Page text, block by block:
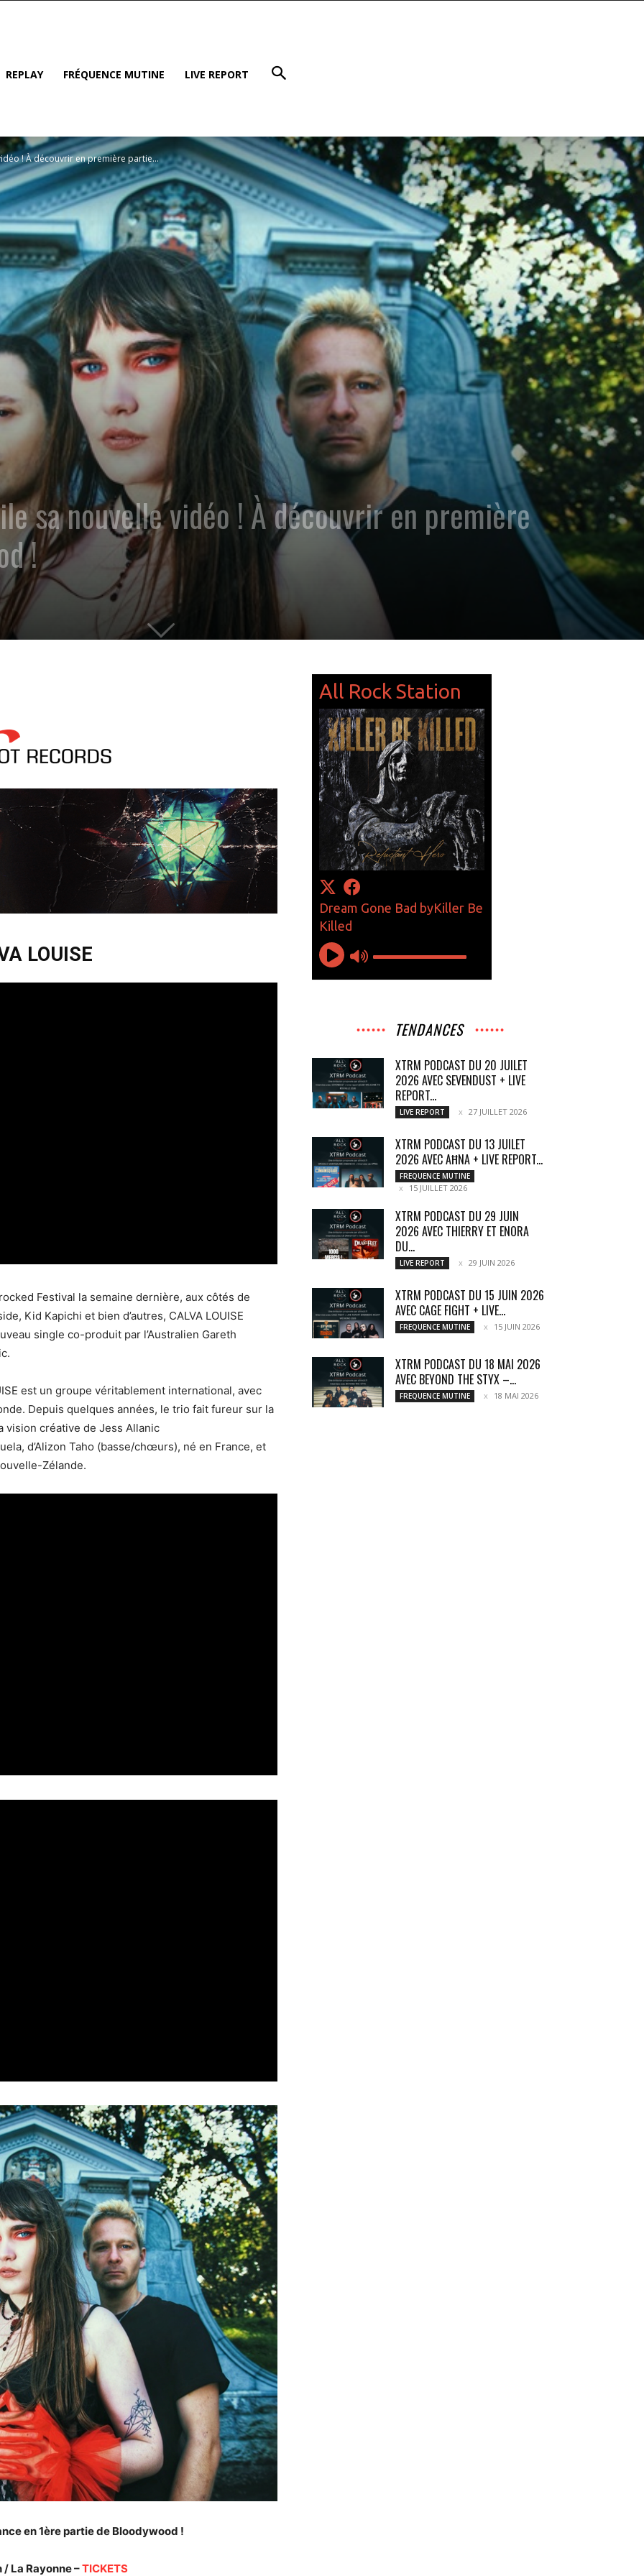
REPLAY FRÉQUENCE MUTINE LIVE REPORT
! À découvrir en première partie...
sa nouvelle vidéo ! À découvrir en première
!
LOUISE
Festival la semaine dernière, aux côtés de
Kid Kapichi et bien d’autres, CALVA LOUISE
single co-produit par l’Australien Gareth
est un groupe véritablement international, avec
Depuis quelques années, le trio fait fureur sur la
créative de Jess Allanic
d’Alizon Taho (basse/chœurs), né en France, et
Zélande.
en 1ère partie de Bloodywood !
/ La Rayonne –TICKETS
TENDANCES
XTRM PODCAST DU 20 JUILET
2026 AVEC SEVENDUST + LIVE
REPORT...
LIVE REPORT 27 JUILLET 2026
XTRM PODCAST DU 13 JUILET
2026 AVEC AĦNA + LIVE REPORT...
FREQUENCE MUTINE
15 JUILLET 2026
XTRM PODCAST DU 29 JUIN
2026 AVEC THIERRY ET ENORA
DU...
LIVE REPORT 29 JUIN 2026
XTRM PODCAST DU 15 JUIN 2026
AVEC CAGE FIGHT + LIVE...
FREQUENCE MUTINE 15 JUIN 2026
XTRM PODCAST DU 18 MAI 2026
AVEC BEYOND THE STYX –...
FREQUENCE MUTINE 18 MAI 2026